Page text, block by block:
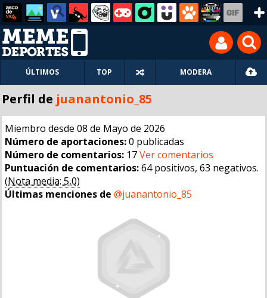
ÚLTIMOS TOP MODERA
Perfil de juanantonio_85
Miembro desde 08 de Mayo de 2026
Número de aportaciones:0 publicadas
Número de comentarios: 17Ver comentarios
Puntuación de comentarios:64 positivos, 63 negativos.
(Nota media: 5,0)
Últimas menciones de @juanantonio_85